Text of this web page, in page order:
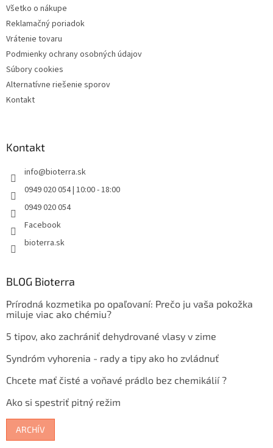
Všetko o nákupe
Reklamačný poriadok
Vrátenie tovaru
Podmienky ochrany osobných údajov
Súbory cookies
Alternatívne riešenie sporov
Kontakt
Kontakt
info@bioterra.sk
0949 020 054 | 10:00 - 18:00
0949 020 054
Facebook
bioterra.sk
BLOG Bioterra
Prírodná kozmetika po opaľovaní: Prečo ju vaša pokožka
miluje viac ako chémiu?
5 tipov, ako zachrániť dehydrované vlasy v zime
Syndróm vyhorenia - rady a tipy ako ho zvládnuť
Chcete mať čisté a voňavé prádlo bez chemikálií ?
Ako si spestriť pitný režim
ARCHÍV